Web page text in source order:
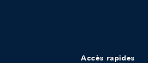
Accès rapides